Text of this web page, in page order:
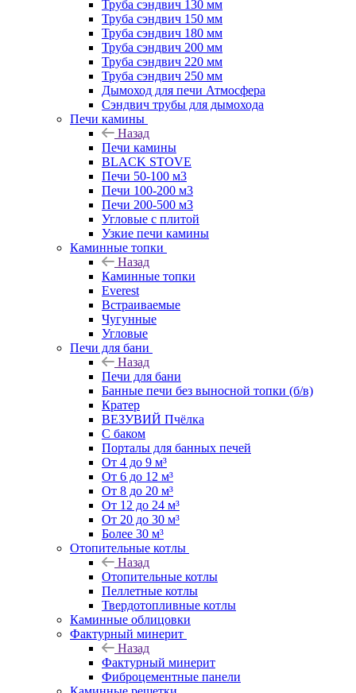
Труба сэндвич 130 мм
Труба сэндвич 150 мм
Труба сэндвич 180 мм
Труба сэндвич 200 мм
Труба сэндвич 220 мм
Труба сэндвич 250 мм
Дымоход для печи Атмосфера
Сэндвич трубы для дымохода
Печи камины
Назад
Печи камины
BLACK STOVE
Печи 50-100 м3
Печи 100-200 м3
Печи 200-500 м3
Угловые с плитой
Узкие печи камины
Каминные топки
Назад
Каминные топки
Everest
Встраиваемые
Чугунные
Угловые
Печи для бани
Назад
Печи для бани
Банные печи без выносной топки (б/в)
Кратер
ВЕЗУВИЙ Пчёлка
С баком
Порталы для банных печей
От 4 до 9 м³
От 6 до 12 м³
От 8 до 20 м³
От 12 до 24 м³
От 20 до 30 м³
Более 30 м³
Отопительные котлы
Назад
Отопительные котлы
Пеллетные котлы
Твердотопливные котлы
Каминные облицовки
Фактурный минерит
Назад
Фактурный минерит
Фиброцементные панели